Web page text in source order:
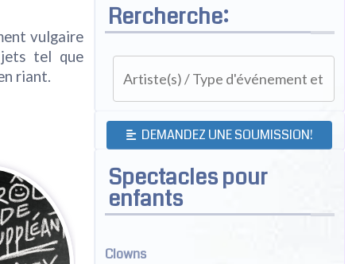
vulgaire
tel que
riant.
Rercherche:
DEMANDEZ UNE SOUMISSION!
Spectacles pour
enfants
Clowns